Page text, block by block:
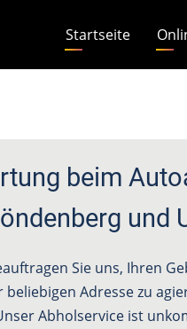
Startseite
beim
und
Sie uns, Ihren
Adresse zu
Abholservice ist